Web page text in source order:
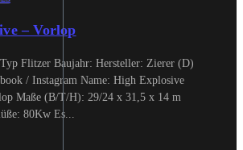
– Vorlop
Flitzer Baujahr: Hersteller: Zierer (D)
/ Instagram Name: High Explosive
Maße (B/T/H): 29/24 x 31,5 x 14 m
80Kw Es...